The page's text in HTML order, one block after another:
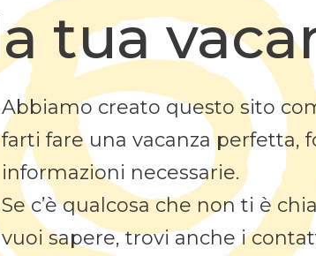
tua
Abbiamo creato questo sito
farti fare una vacanza perfetta,
informazioni necessarie.
Se c’è qualcosa che non ti è
vuoi sapere, trovi anche i